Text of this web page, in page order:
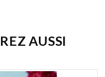
AUSSI